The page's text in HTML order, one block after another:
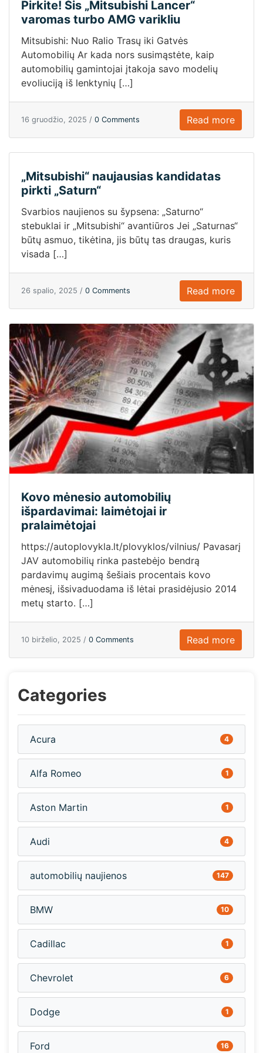
Pirkite! Šis „Mitsubishi Lancer“
varomas turbo AMG varikliu
Mitsubishi: Nuo Ralio Trasų iki Gatvės
Automobilių Ar kada nors susimąstėte, kaip
automobilių gamintojai įtakoja savo modelių
evoliuciją iš lenktynių […]
16 gruodžio, 2025 / 0 Comments Read more
„Mitsubishi“ naujausias kandidatas
pirkti „Saturn“
Svarbios naujienos su šypsena: „Saturno“
stebuklai ir „Mitsubishi“ avantiūros Jei „Saturnas“
būtų asmuo, tikėtina, jis būtų tas draugas, kuris
visada […]
26 spalio, 2025 / 0 Comments Read more
Kovo mėnesio automobilių
išpardavimai: laimėtojai ir
pralaimėtojai
https://autoplovykla.lt/plovyklos/vilnius/ Pavasarį
JAV automobilių rinka pastebėjo bendrą
pardavimų augimą šešiais procentais kovo
mėnesį, išsivaduodama iš lėtai prasidėjusio 2014
metų starto. […]
10 birželio, 2025 / 0 Comments Read more
Categories
Acura 4
Alfa Romeo 1
Aston Martin 1
Audi 4
automobilių naujienos 147
BMW 10
Cadillac 1
Chevrolet 6
Dodge 1
Ford 16